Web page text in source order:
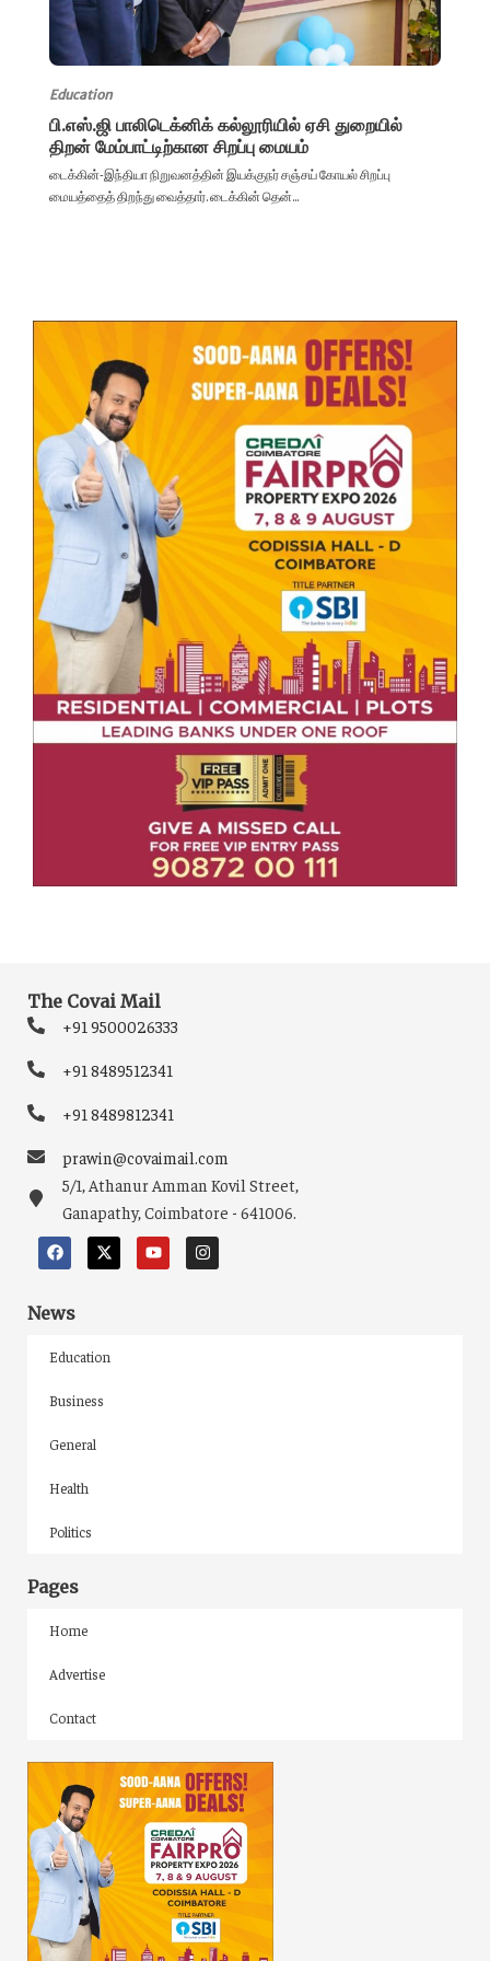
Education
பி.எஸ்.ஜி பாலிடெக்னிக் கல்லூரியில் ஏசி துறையில்
திறன் மேம்பாட்டிற்கான சிறப்பு மையம்
டைக்கின்-இந்தியா நிறுவனத்தின் இயக்குநர் சஞ்சய் கோயல் சிறப்பு
மையத்தைத் திறந்து வைத்தார். டைக்கின் தென்...
The Covai Mail
+91 9500026333
+91 8489512341
+91 8489812341
prawin@covaimail.com
5/1, Athanur Amman Kovil Street,
Ganapathy, Coimbatore - 641006.
News
Education
Business
General
Health
Politics
Pages
Home
Advertise
Contact